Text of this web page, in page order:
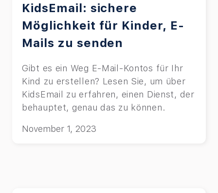
KidsEmail: sichere
Möglichkeit für Kinder, E-
Mails zu senden
Gibt es ein Weg E-Mail-Kontos für Ihr
Kind zu erstellen? Lesen Sie, um über
KidsEmail zu erfahren, einen Dienst, der
behauptet, genau das zu können.
November 1, 2023